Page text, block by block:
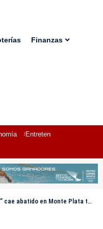
Finanzas
Entretenimiento
Plata tras ser buscado por robo millonario